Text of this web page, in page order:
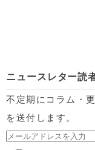
ニュースレター読
不定期にコラム・
を送付します。